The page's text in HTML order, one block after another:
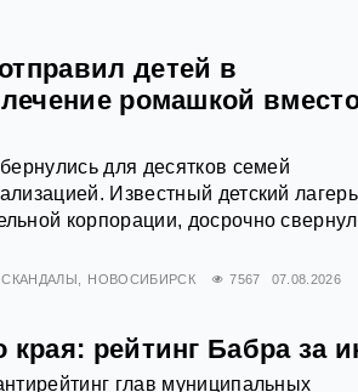
детей в
ромашкой
для десятков семей
Известный детский лагерь
корпорации, досрочно свернул
СКАНДАЛЫ НОВОСИБИРСК 7567 07.08.2026
края: рейтинг Бабра за
глав муниципальных